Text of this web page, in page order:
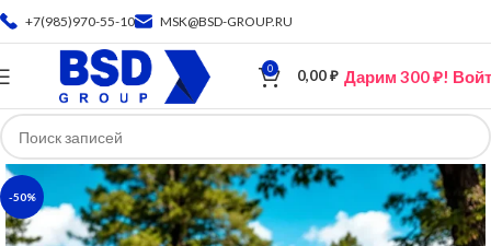
+7(985)970-55-10 MSK@BSD-GROUP.RU
0 0,00₽ Дарим 300 ₽!
-50%